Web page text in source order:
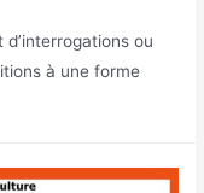
ou
à une forme